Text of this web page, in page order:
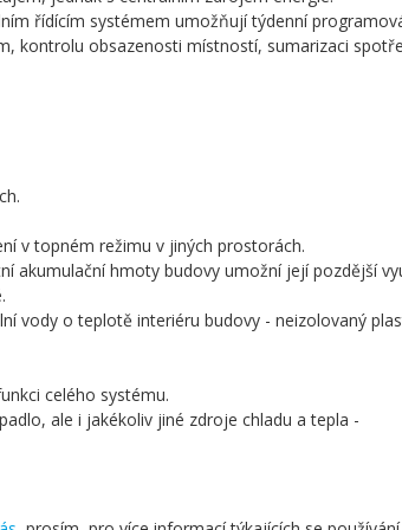
řídícím systémem umožňují týdenní
kontrolu obsazenosti místností, sumarizaci
v topném režimu v jiných prostorách.
akumulační hmoty budovy umožní její pozdější
vody o teplotě interiéru budovy - neizolovaný
celého systému.
ale i jakékoliv jiné zdroje chladu a tepla -